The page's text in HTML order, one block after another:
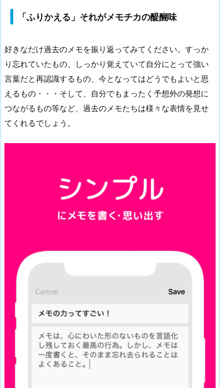
「ふりかえる」それがメモチカの醍醐味
好きなだけ過去のメモを振り返ってみてください。すっか
り忘れていたもの、しっかり覚えていて自分にとって強い
言葉だと再認識するもの、今となってはどうでもよいと思
えるもの・・・そして、自分でもまったく予想外の発想に
つながるもの等など、過去のメモたちは様々な表情を見せ
てくれるでしょう。